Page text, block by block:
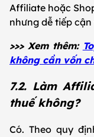
Affiliate hoặc
nhưng dễ tiếp
>>> Xem thêm:
không cần vốn
7.2. Làm
thuế không?
Có. Theo quy